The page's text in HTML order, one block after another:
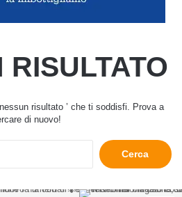
RISULTATO
risultato ’ che ti soddisfi. Prova a
di nuovo!
Ricerca
per: